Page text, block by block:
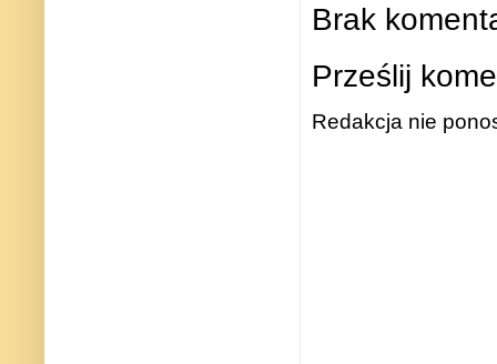
Brak
Prześlij
Redakcja nie